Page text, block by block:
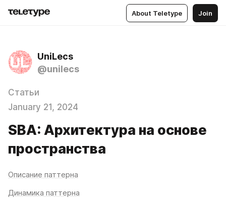
About Teletype Join
UniLecs
@unilecs
Статьи
January 21, 2024
SBA: Архитектура на основе
пространства
Описание паттерна
Динамика паттерна